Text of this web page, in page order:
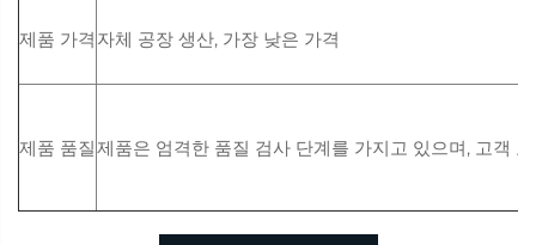
제품 가격 자체 공장 생산, 가장 낮은 가격
제품 품질제품은 엄격한 품질 검사 단계를 가지고 있으며, 고객